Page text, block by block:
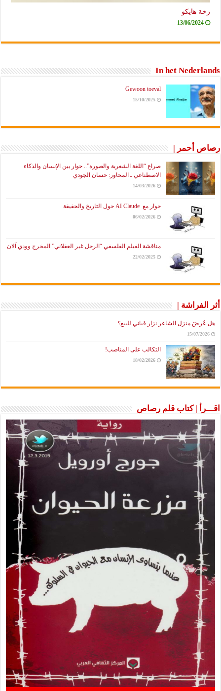
زخة هايكو
13/06/2024
In het Nederlands
Gewoon toeval
15/10/2025
رصاص أحمر |
صراع “اللغة الشعرية والصورة”.. حوار بين الإنسان والذكاء
الاصطناعي ـ المحاور: حسان الجودي
14/03/2026
حوار مع AI Claude حول التاريخ والحقيقة
06/02/2026
مناقشة الفيلم الفلسفي “الرجل غير العقلاني” المخرج وودي آلان
22/02/2025
أثر الفراشة |
هل عُرضَ منزل الشاعر نزار قباني للبيع؟
15/07/2026
التكالب على المناصب!
18/02/2026
اقـــرأ | كتاب قلم رصاص